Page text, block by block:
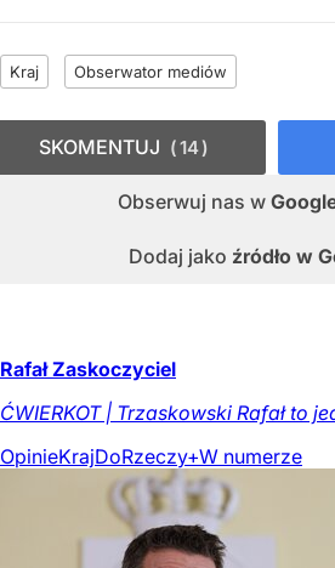
Kraj Obserwator mediów
Obserwuj nas w
Dodaj jako źródło w
SKOMENTUJ 14
Rafał Zaskoczyciel
ĆWIERKOT | Trzaskowski Rafał to
OpinieKrajDoRzeczy+W numerze